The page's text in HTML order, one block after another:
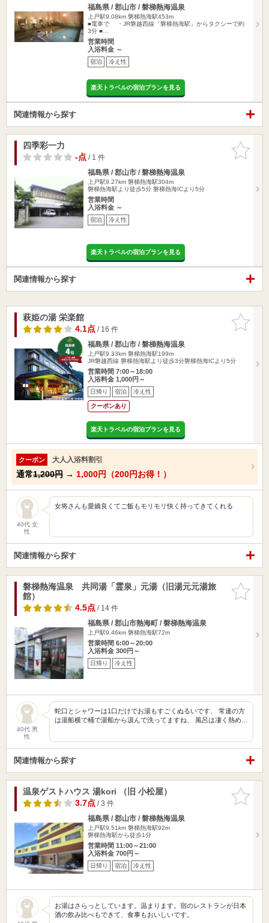
福島県 / 郡山市 / 磐梯熱海温泉
上戸駅9.08km 磐梯熱海駅453m
■電車で ・JR磐越西線「磐梯熱海駅」からタクシーで約
3分 ■…
営業時間
入浴料金 ～
宿泊 冷え性
楽天トラベルの宿泊プランを見る
関連情報から探す
お気に入
りに追加
四季彩一力
-点/ 1 件
福島県 / 郡山市 / 磐梯熱海温泉
上戸駅9.27km 磐梯熱海駅304m
磐梯熱海駅より徒歩5分 磐梯熱海ICより5分
営業時間
入浴料金 ～
宿泊 冷え性
楽天トラベルの宿泊プランを見る
関連情報から探す
お気に入
りに追加
萩姫の湯 栄楽館
4.1点/ 16 件
福島県 / 郡山市 / 磐梯熱海温泉
上戸駅9.33km 磐梯熱海駅199m
JR磐越西線 磐梯熱海駅より徒歩3分磐梯熱海ICより5分
営業時間 7:00～18:00
入浴料金 1,000円～
日帰り 宿泊 冷え性
クーポンあり
楽天トラベルの宿泊プランを見る
クーポン 大人入浴料割引
通常1,200円 → 1,000円（200円お得！）
40代 女
性
女将さんも愛嬌良くてご飯もモリモリ快く持ってきてくれる
関連情報から探す
お気に入
りに追加
磐梯熱海温泉 共同湯「霊泉」元湯（旧湯元元湯旅
館）
4.5点/ 14 件
福島県 / 郡山市熱海町 / 磐梯熱海温泉
上戸駅9.46km 磐梯熱海駅72m
営業時間 6:00～20:00
入浴料金 300円～
日帰り 冷え性
40代 男
性
蛇口とシャワーは1口だけでお湯もすごくぬるいです、 常連の方
は湯船横で桶で湯船から汲んで洗ってますね、 風呂は凄く熱め…
関連情報から探す
お気に入
りに追加
温泉ゲストハウス 湯kori （旧 小松屋）
3.7点/ 3 件
福島県 / 郡山市 / 磐梯熱海温泉
上戸駅9.51km 磐梯熱海駅92m
磐梯熱海駅から徒歩1分
営業時間 11:00～21:00
入浴料金 700円～
日帰り 宿泊 冷え性
お湯はさらっとしています。温まります。宿のレストランが日本
酒の飲み比べもできて、食事もおいしいです。